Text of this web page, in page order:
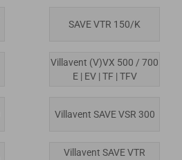
SAVE VTR 150/K
Villavent (V)VX 500 / 700
E | EV | TF | TFV
Villavent SAVE VSR 300
Villavent SAVE VTR